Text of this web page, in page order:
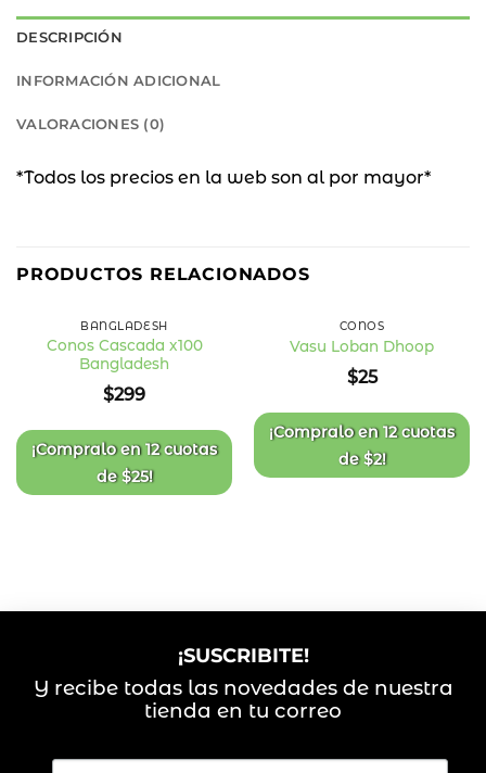
DESCRIPCIÓN
INFORMACIÓN ADICIONAL
VALORACIONES (0)
*Todos los precios en la web son al por mayor*
PRODUCTOS RELACIONADOS
BANGLADESH
Conos Cascada x100
Bangladesh
$299
¡Compralo en12 cuotas
de$25!
de
deseos
CONOS
Vasu Loban Dhoop
$25
¡Compralo en12 cuotas
de$2!
¡SUSCRIBITE!
Y recibe todas las novedades de nuestra
tienda en tu correo